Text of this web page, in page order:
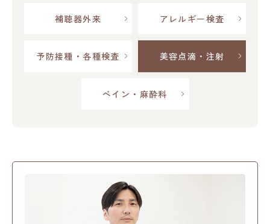
補聴器外来 アレルギー検査
予防接種・各種検査 美容点滴・注射
ペイン・麻酔科